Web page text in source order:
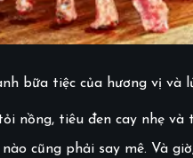
bữa tiệc của hương vị và
nồng, tiêu đen cay nhẹ
cũng phải say mê. Và